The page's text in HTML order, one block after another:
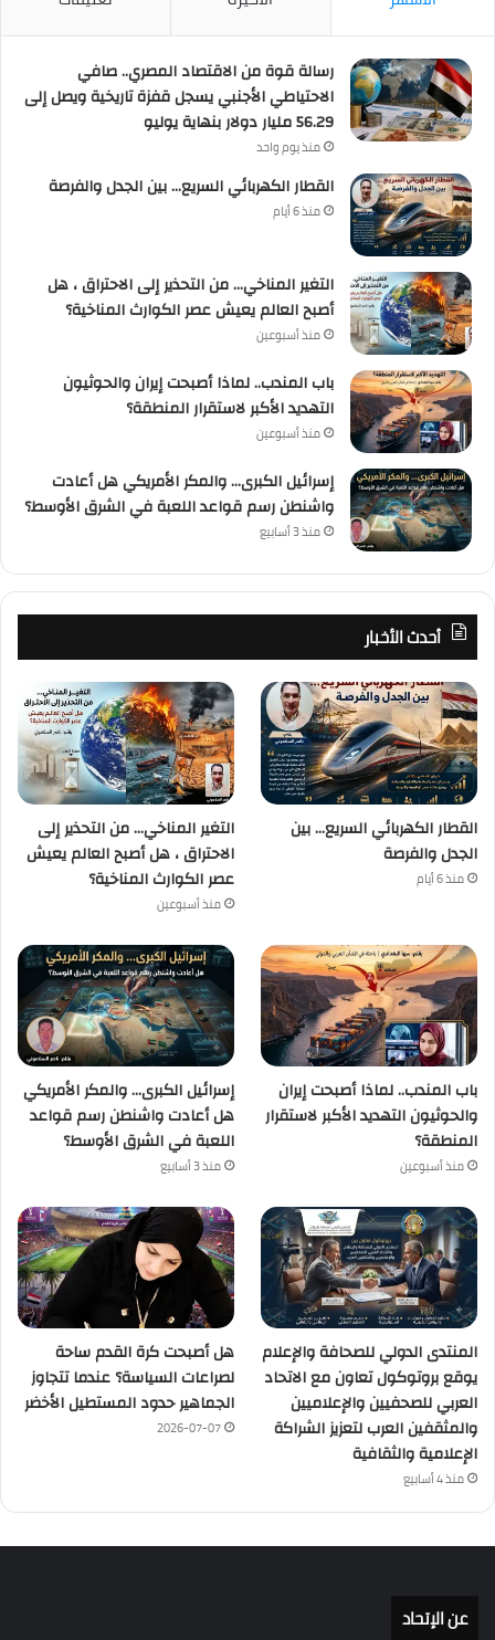
رسالة قوة من الاقتصاد المصري.. صافي
الاحتياطي الأجنبي يسجل قفزة تاريخية ويصل إلى
56.29 مليار دولار بنهاية يوليو
منذ يوم واحد
القطار الكهربائي السريع… بين الجدل والفرصة
منذ 6 أيام
التغير المناخي… من التحذير إلى الاحتراق ، هل
أصبح العالم يعيش عصر الكوارث المناخية؟
منذ أسبوعين
باب المندب.. لماذا أصبحت إيران والحوثيون
التهديد الأكبر لاستقرار المنطقة؟
منذ أسبوعين
إسرائيل الكبرى… والمكر الأمريكي هل أعادت
واشنطن رسم قواعد اللعبة في الشرق الأوسط؟
منذ 3 أسابيع
أحدث الأخبار
القطار الكهربائي السريع… بين
الجدل والفرصة
منذ 6 أيام
التغير المناخي… من التحذير إلى
الاحتراق ، هل أصبح العالم يعيش
عصر الكوارث المناخية؟
منذ أسبوعين
باب المندب.. لماذا أصبحت إيران
والحوثيون التهديد الأكبر لاستقرار
المنطقة؟
منذ أسبوعين
إسرائيل الكبرى… والمكر الأمريكي
هل أعادت واشنطن رسم قواعد
اللعبة في الشرق الأوسط؟
منذ 3 أسابيع
المنتدى الدولي للصحافة والإعلام
يوقع بروتوكول تعاون مع الاتحاد
العربي للصحفيين والإعلاميين
والمثقفين العرب لتعزيز الشراكة
الإعلامية والثقافية
منذ 4 أسابيع
هل أصبحت كرة القدم ساحة
لصراعات السياسة؟ عندما تتجاوز
الجماهير حدود المستطيل الأخضر
2026-07-07
عن الإتحاد